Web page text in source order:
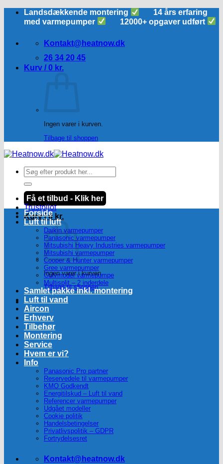
FortsætLandsdækkende montering
14 års erfaring
med varmepumper
12000+ opgaver udført
Kontakt@heatnow.dk
26 34 20 45
Kurv / 0 kr.
Ingen varer i kurven.
Tilbage til shoppen
Søg
efter:
Få et tilbud - Klik her
Trustpilot
Kurv /0 kr.
Ingen varer i kurven.
Tilbage til shoppen
Forside
Luft til luft
Daikin varmepumper
Panasonic varmepumper
Mitsubishi Heavy Industries varmepumper
Mitsubishi varmepumper
Cooper & Hunter varmepumper
Gree varmepumper
Gulvmodel varmepumpe
Multisplit – 2 inderdele
Samlet pakke inkl. montering
Luft til vand
Aircon
Erhverv
Tilbehør
Montering
Service
Hvem er vi?
Info
Panasonic Pro partner
Reservedele til varmepumper
KMO Godkendt
Energitilskud – Luft til vand
Referencer varmepumper
Udgået modeller
Cookie politik
Handelsbetingelser
Privatlivspolitik – GDPR
Fortrydelsesret
Kontakt@heatnow.dk